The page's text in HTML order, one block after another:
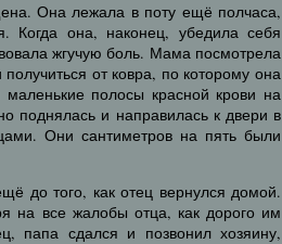
Она лежала в поту ещё полчаса,
Когда она, наконец, убедила себя
жгучую боль. Мама посмотрела
от ковра, по которому она
полосы красной крови на
поднялась и направилась к двери в
Они сантиметров на пять были
до того, как отец вернулся домой.
на все жалобы отца, как дорого им
папа сдался и позвонил хозяину,